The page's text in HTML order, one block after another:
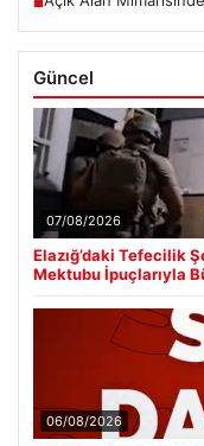
Güncel
07/08/2026
Elazığ’daki Tefecilik
Mektubu İpuçlarıyla
06/08/2026